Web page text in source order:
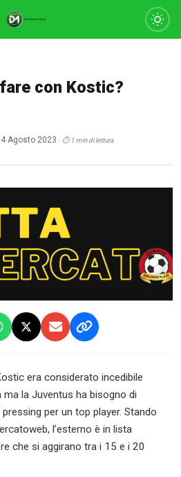
con Kostic?
Agosto 2023 · ⏱ 1 min di lettura
era considerato incedibile
la Juventus ha bisogno di
per un top player. Stando
l’esterno è in lista
che si aggirano tra i 15 e i 20